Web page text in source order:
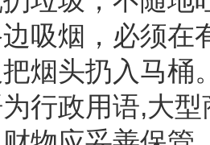
吸烟，必须在
烟头扔入马桶
为行政用语,大